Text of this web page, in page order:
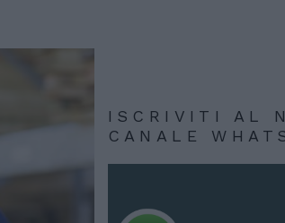
ISCRIVITI AL
CANALE